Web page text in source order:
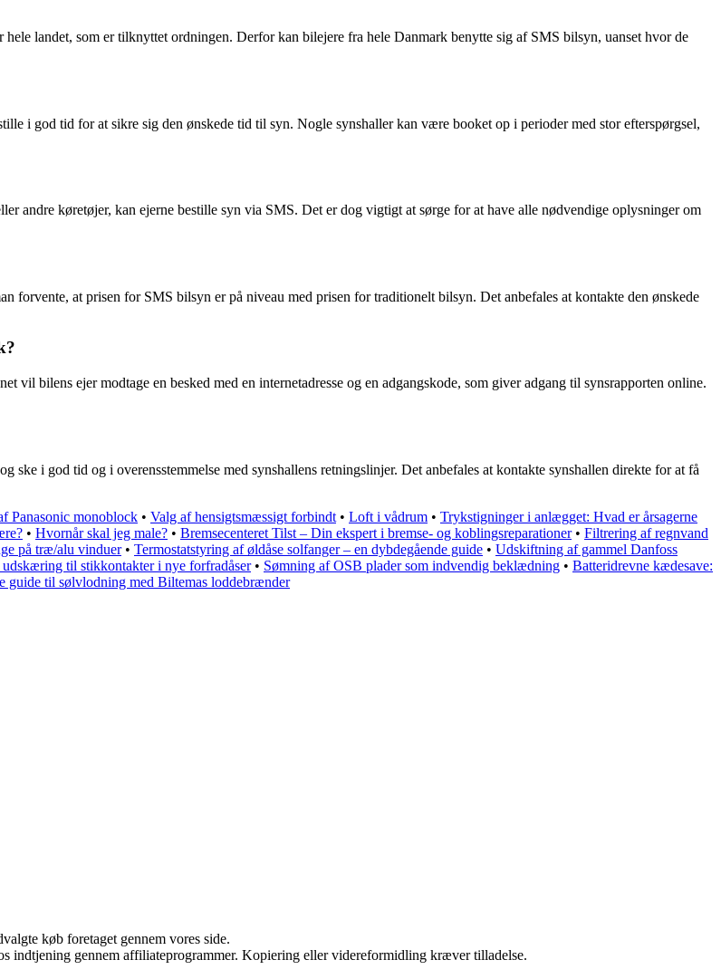
landet, som er tilknyttet ordningen. Derfor kan bilejere fra hele Danmark benytte sig af SMS bilsyn, uanset hvor de
i god tid for at sikre sig den ønskede tid til syn. Nogle synshaller kan være booket op i perioder med stor efterspørgsel,
andre køretøjer, kan ejerne bestille syn via SMS. Det er dog vigtigt at sørge for at have alle nødvendige oplysninger om
forvente, at prisen for SMS bilsyn er på niveau med prisen for traditionelt bilsyn. Det anbefales at kontakte den ønskede
vil bilens ejer modtage en besked med en internetadresse og en adgangskode, som giver adgang til synsrapporten online.
i god tid og i overensstemmelse med synshallens retningslinjer. Det anbefales at kontakte synshallen direkte for at få
Panasonic monoblock • Valg af hensigtsmæssigt forbindt • Loft i vådrum • Trykstigninger i anlægget: Hvad er årsagerne
• Hvornår skal jeg male? • Bremsecenteret Tilst – Din ekspert i bremse- og koblingsreparationer• Filtrering af regnvand
på træ/alu vinduer• Termostatstyring af øldåse solfanger – en dybdegående guide • Udskiftning af gammel Danfoss
udskæring til stikkontakter i nye forfradåser• Sømning af OSB plader som indvendig beklædning • Batteridrevne kædesave:
guide til sølvlodning med Biltemas loddebrænder
køb foretaget gennem vores side.
indtjening gennem affiliateprogrammer. Kopiering eller videreformidling kræver tilladelse.